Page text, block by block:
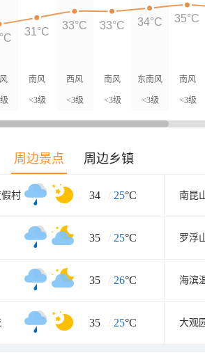
南风
<3级
西风
<3级
南风
<3级
东南风
<3级
南风
<3级
31°C
33°C 33°C 34°C 35°C
周边景点 周边乡镇
村 34 / 25°C 南昆
35 / 25°C 罗浮
35 / 26°C
35 / 25°C 大观